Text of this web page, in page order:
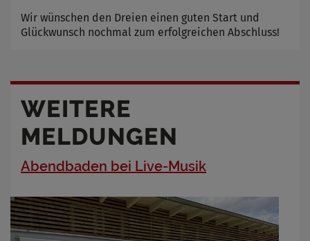
Wir wünschen den Dreien einen guten Start und
Glückwunsch nochmal zum erfolgreichen Abschluss!
WEITERE
MELDUNGEN
Abendbaden bei Live-Musik